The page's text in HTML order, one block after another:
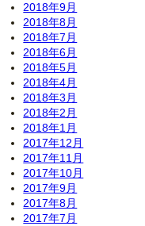
2018年9月
2018年8月
2018年7月
2018年6月
2018年5月
2018年4月
2018年3月
2018年2月
2018年1月
2017年12月
2017年11月
2017年10月
2017年9月
2017年8月
2017年7月